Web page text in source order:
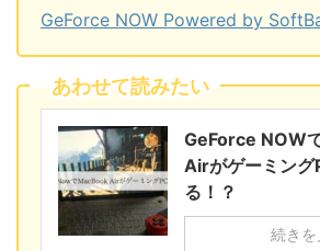
GeForce NOW Powered by
あわせて読みたい
GeForce NOW
Airがゲーミング
る！？
続きを